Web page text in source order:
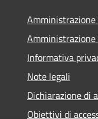
Informativa
Note legali
Dichiarazione di
Obiettivi di